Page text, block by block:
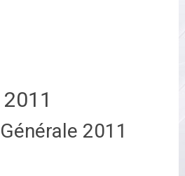
2011
2011